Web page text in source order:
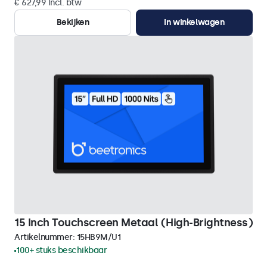
€ 627,99 incl. btw
Bekijken
In winkelwagen
15 Inch Touchscreen Metaal (High-Brightness)
Artikelnummer: 15HB9M/U1
100+ stuks beschikbaar